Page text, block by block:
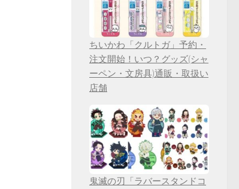
ちいかわ「クルトガ」予約・
注文開始！いつ？グッズ(シャ
ーペン・文房具)通販・取扱い
店舗
鬼滅の刃「ラバースタンドコ